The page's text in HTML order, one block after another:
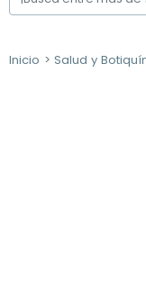
Inicio Salud y